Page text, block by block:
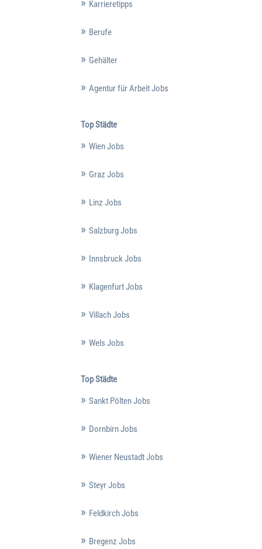
Karrieretipps
Berufe
Gehälter
Agentur für Arbeit Jobs
Top Städte
Wien Jobs
Graz Jobs
Linz Jobs
Salzburg Jobs
Innsbruck Jobs
Klagenfurt Jobs
Villach Jobs
Wels Jobs
Top Städte
Sankt Pölten Jobs
Dornbirn Jobs
Wiener Neustadt Jobs
Steyr Jobs
Feldkirch Jobs
Bregenz Jobs